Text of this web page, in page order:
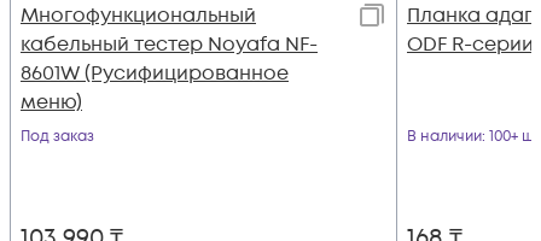
Многофункциональный
кабельный тестер Noyafa NF-
8601W (Русифицированное
меню)
Под заказ
Планка
ODF R-серии
В наличии: 100+ шт